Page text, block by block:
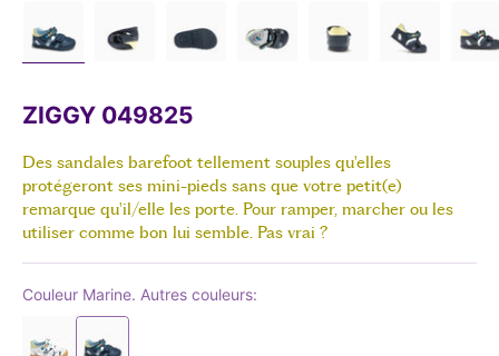
ZIGGY 049825
Des sandales barefoot tellement souples qu'elles
protégeront ses mini-pieds sans que votre petit(e)
remarque qu'il/elle les porte. Pour ramper, marcher ou les
utiliser comme bon lui semble. Pas vrai ?
Couleur Marine. Autres couleurs: